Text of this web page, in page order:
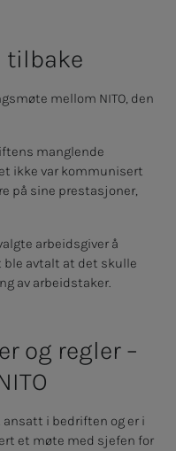
til­­­­­ba­­­ke
mellom NITO, den
manglende
ikke var kommunisert
på sine prestasjoner,
arbeidsgiver å
ble avtalt at det skulle
av arbeidstaker.
og reg­­­ler –
i bedriften og er i
et møte med sjefen for